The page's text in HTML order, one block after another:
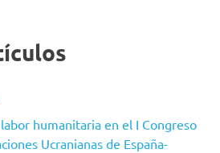
humanitaria en el I Congreso
Ucranianas de España-